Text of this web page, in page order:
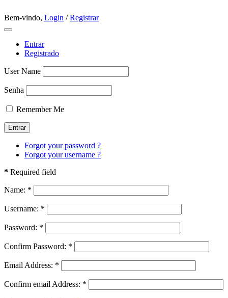
Bem-vindo, Login /Registrar
Entrar
Registrado
User Name
Senha
Remember Me
Forgot your password ?
Forgot your username ?
* Required field
Name: *
Username: *
Password: *
Confirm Password: *
Email Address: *
Confirm email Address: *